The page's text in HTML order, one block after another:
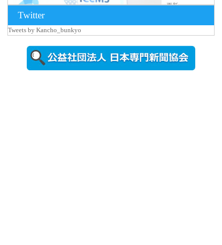
更新
iCeMS等を
視察した松
本文部科学
大...
Twitter
Tweets by Kancho_bunkyo